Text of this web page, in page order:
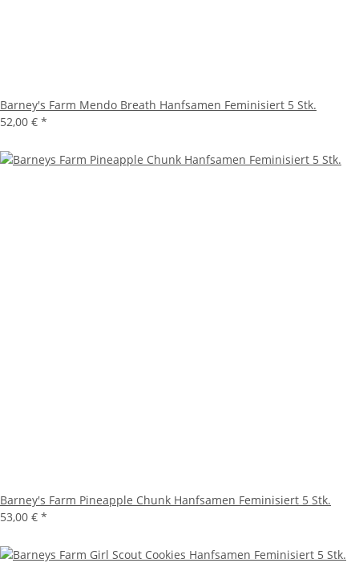
Barney's Farm Mendo Breath Hanfsamen Feminisiert 5 Stk.
52,00 € *
Barney's Farm Pineapple Chunk Hanfsamen Feminisiert 5 Stk.
53,00 € *